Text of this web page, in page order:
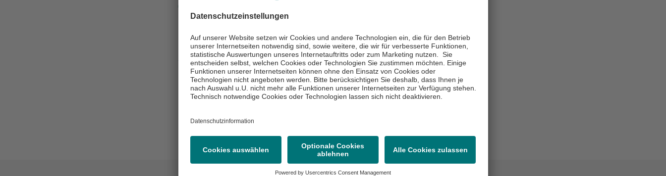
andauern oder sich wiederholen, wie Gewalt in der Partnerschaft,
Missbrauch über längere Zeit hinweg oder Folter.
Wenn Menschen derartigen Situationen ausgesetzt sind und diese
überleben, können sogenannte Traumafolgestörungen auftreten.
Dabei reichen die normalen Bewältigungsstrategien Betrroffener nicht